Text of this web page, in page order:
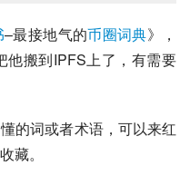
–最接地气的币圈词典》，
他搬到IPFS上了，有需要
的词或者术语，可以来红
藏。